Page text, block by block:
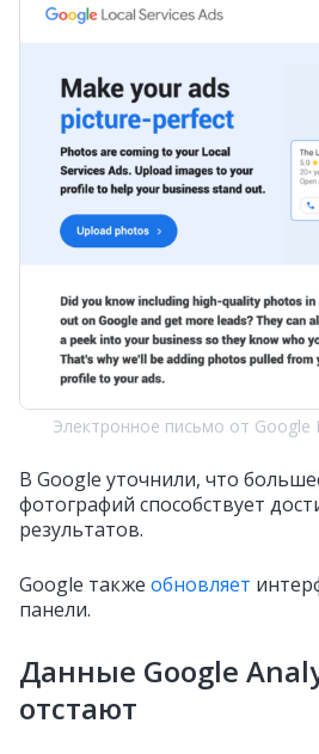
Электронное письмо от Google
В Google уточнили, что
фотографий способствует
результатов.
Google также обновляет
панели.
Данные Google
отстают